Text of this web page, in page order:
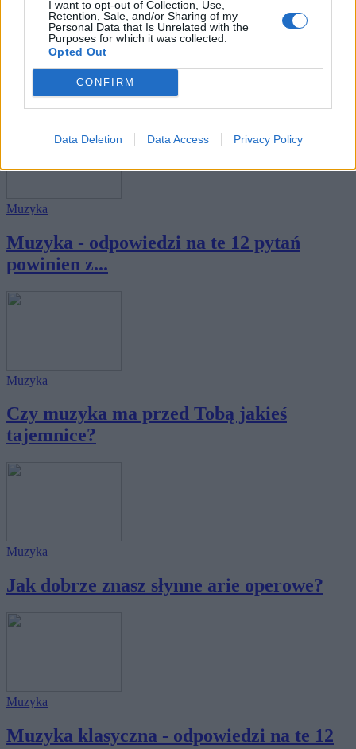
I want to opt-out of Collection, Use,
Retention, Sale, and/or Sharing of my
Personal Data that Is Unrelated with the
Purposes for which it was collected.
Opted Out
CONFIRM
Data Deletion Data Access Privacy Policy
Czy potrafisz uzupełnić teksty piosenek
biesi...
Muzyka
Muzyka - odpowiedzi na te 12 pytań
powinien z...
Muzyka
Czy muzyka ma przed Tobą jakieś
tajemnice?
Muzyka
Jak dobrze znasz słynne arie operowe?
Muzyka
Muzyka klasyczna - odpowiedzi na te 12